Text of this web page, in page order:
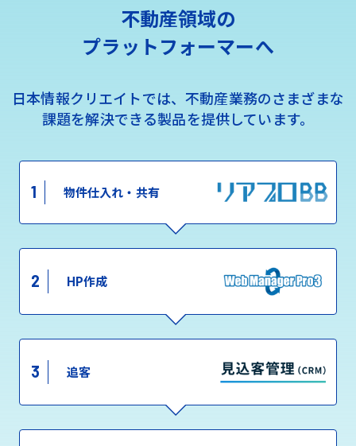
不動産領域の
プラットフォーマーへ
日本情報クリエイトでは、不動産業務のさまざまな
課題を解決できる製品を提供しています。
1 物件仕入れ・共有
2 HP作成
3 追客